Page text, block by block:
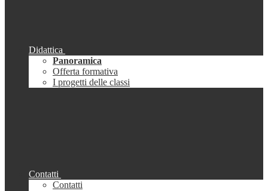
Didattica
Panoramica
Offerta formativa
I progetti delle classi
Contatti
Contatti